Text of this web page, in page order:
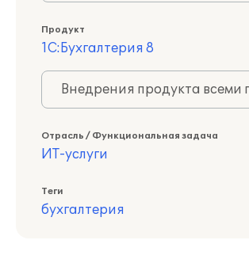
Продукт
1С:Бухгалтерия 8
Внедрения продукта
Отрасль / Функциональная задача
ИТ-услуги
Теги
бухгалтерия